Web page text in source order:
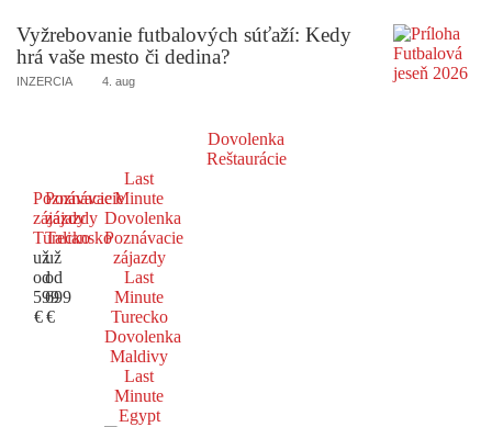
Vyžrebovanie futbalových súťaží: Kedy
hrá vaše mesto či dedina?
INZERCIA 4. aug
Dovolenka
Reštaurácie
Poznávacie
zájazdy
Turecko
už
od
599
€
Poznávacie
zájazdy
Taliansko
už
od
699
€
Last
Minute
Dovolenka
Poznávacie
zájazdy
Last
Minute
Turecko
Dovolenka
Maldivy
Last
Minute
Egypt